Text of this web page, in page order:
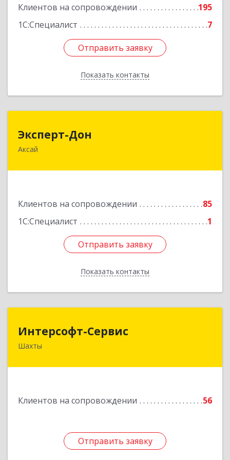
Клиентов на сопровождении
195
1С:Специалист
7
Отправить заявку
Показать контакты
Отправить заявку
Назад
Эксперт-Дон
Аксай
Клиентов на сопровождении
85
1С:Специалист
1
Отправить заявку
Показать контакты
346720, Ростовская обл, Аксай г, Буденного ул,
Отправить заявку
Назад
Интерсофт-Сервис
Шахты
Клиентов на сопровождении 56
Отправить заявку
346480, Ростовская обл, Шахты г, Советская ул,
Отправить заявку